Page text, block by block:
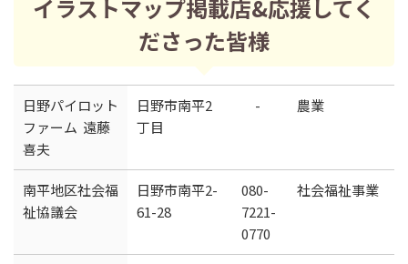
イラストマップ掲載店&応援してく
ださった皆様
日野パイロット
ファーム 遠藤
喜夫
日野市南平2
丁目
- 農業
南平地区社会福
祉協議会
日野市南平2-
61-28
080-
7221-
0770
社会福祉事業